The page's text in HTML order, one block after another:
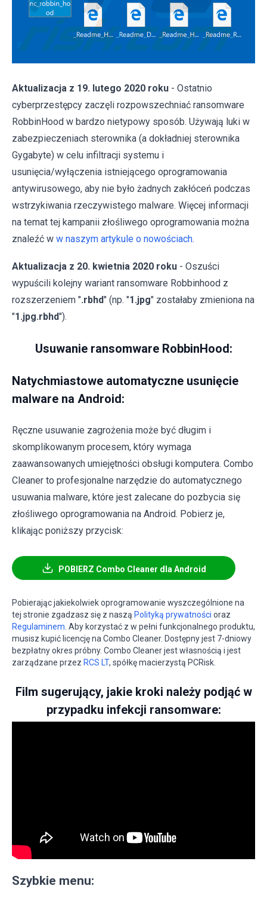
Aktualizacja z 19. lutego 2020 roku - Ostatnio
cyberprzestępcy zaczęli rozpowszechniać ransomware
RobbinHood w bardzo nietypowy sposób. Używają luki w
zabezpieczeniach sterownika (a dokładniej sterownika
Gygabyte) w celu infiltracji systemu i
usunięcia/wyłączenia istniejącego oprogramowania
antywirusowego, aby nie było żadnych zakłóceń podczas
wstrzykiwania rzeczywistego malware. Więcej informacji
na temat tej kampanii złośliwego oprogramowania można
znaleźć w w naszym artykule o nowościach.
Aktualizacja z 20. kwietnia 2020 roku - Oszuści
wypuścili kolejny wariant ransomware Robbinhood z
rozszerzeniem ".rbhd" (np. "1.jpg" zostałaby zmieniona na
"1.jpg.rbhd").
Usuwanie ransomware RobbinHood:
Natychmiastowe automatyczne usunięcie
malware na Android:
Ręczne usuwanie zagrożenia może być długim i
skomplikowanym procesem, który wymaga
zaawansowanych umiejętności obsługi komputera. Combo
Cleaner to profesjonalne narzędzie do automatycznego
usuwania malware, które jest zalecane do pozbycia się
złośliwego oprogramowania na Android. Pobierz je,
klikając poniższy przycisk:
POBIERZ Combo Cleaner dla Android
Pobierając jakiekolwiek oprogramowanie wyszczególnione na
tej stronie zgadzasz się z naszą Polityką prywatności oraz
Regulaminem. Aby korzystać z w pełni funkcjonalnego produktu,
musisz kupić licencję na Combo Cleaner. Dostępny jest 7-dniowy
bezpłatny okres próbny. Combo Cleaner jest własnością i jest
zarządzane przez RCS LT, spółkę macierzystą PCRisk.
Film sugerujący, jakie kroki należy podjąć w
przypadku infekcji ransomware:
Szybkie menu: